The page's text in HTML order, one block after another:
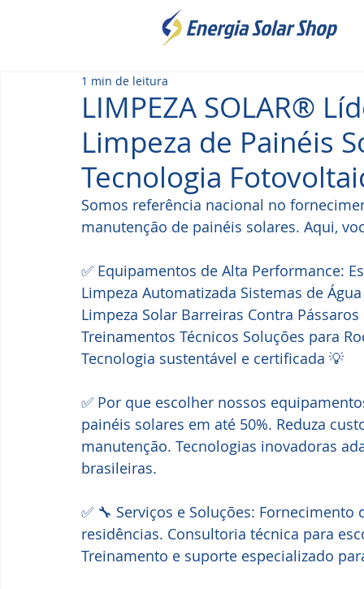
LIMPEZA SOLAR®
Limpeza de Painéis
Tecnologia
1 min de leitura
Somos referência nacional no
manutenção de painéis solares. Aqui,
✅ Equipamentos de Alta Performance:
Limpeza Automatizada Sistemas de
Limpeza Solar Barreiras Contra
Treinamentos Técnicos Soluções para
Tecnologia sustentável e certificada 💡
✅ Por que escolher nossos
painéis solares em até 50%. Reduza
manutenção. Tecnologias inovadoras
brasileiras.
✅ 🔧 Serviços e Soluções:
residências. Consultoria técnica para
Treinamento e suporte especializado